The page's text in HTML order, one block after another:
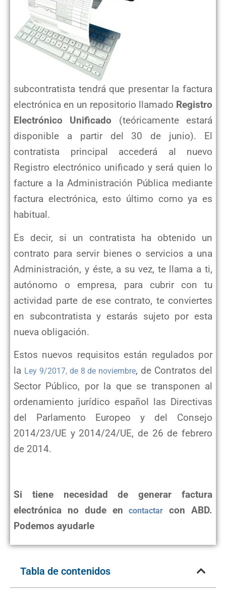
subcontratista tendrá que presentar la factura
electrónica en un repositorio llamado Registro
Electrónico Unificado (teóricamente estará
disponible a partir del 30 de junio). El
contratista principal accederá al nuevo
Registro electrónico unificado y será quien lo
facture a la Administración Pública mediante
factura electrónica, esto último como ya es
habitual.
Es decir, si un contratista ha obtenido un
contrato para servir bienes o servicios a una
Administración, y éste, a su vez, te llama a ti,
autónomo o empresa, para cubrir con tu
actividad parte de ese contrato, te conviertes
en subcontratista y estarás sujeto por esta
nueva obligación.
Estos nuevos requisitos están regulados por
la Ley 9/2017, de 8 de noviembre, de Contratos del
Sector Público, por la que se transponen al
ordenamiento jurídico español las Directivas
del Parlamento Europeo y del Consejo
2014/23/UE y 2014/24/UE, de 26 de febrero
de 2014.
Si tiene necesidad de generar factura
electrónica no dude encontactar con ABD.
Podemos ayudarle
Tabla de contenidos